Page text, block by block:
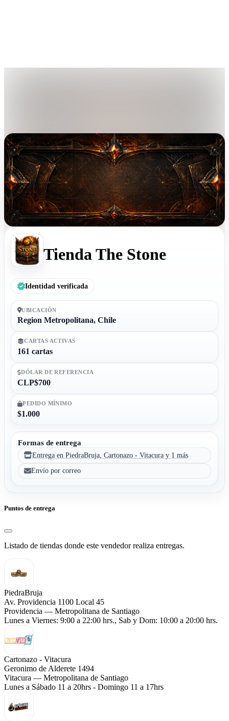
Tienda The Stone
Identidad verificada
UBICACIÓN
Region Metropolitana, Chile
CARTAS ACTIVAS
161 cartas
DÓLAR DE REFERENCIA
CLP$700
PEDIDO MÍNIMO
$1.000
Formas de entrega
Entrega en PiedraBruja, Cartonazo - Vitacura y 1 más
Envío por correo
Puntos de entrega
Listado de tiendas donde este vendedor realiza entregas.
PiedraBruja
Av. Providencia 1100 Local 45
Providencia — Metropolitana de Santiago
Lunes a Viernes: 9:00 a 22:00 hrs., Sab y Dom: 10:00 a 20:00 hrs.
Cartonazo - Vitacura
Geronimo de Alderete 1494
Vitacura — Metropolitana de Santiago
Lunes a Sábado 11 a 20hrs - Domingo 11 a 17hrs